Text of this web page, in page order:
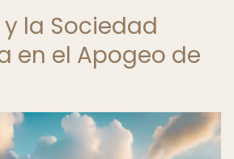
la Sociedad
en el Apogeo de